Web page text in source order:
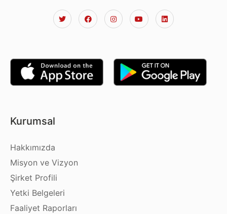
Kurumsal
Hakkımızda
Misyon ve Vizyon
Şirket Profili
Yetki Belgeleri
Faaliyet Raporları